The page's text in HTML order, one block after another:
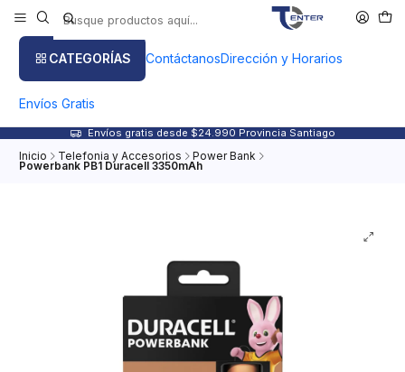
CATEGORÍAS ContáctanosDirección y Horarios
Envíos Gratis
Envíos gratis desde $24.990 Provincia Santiago
Inicio Telefonia y Accesorios Power Bank
Powerbank PB1 Duracell 3350mAh